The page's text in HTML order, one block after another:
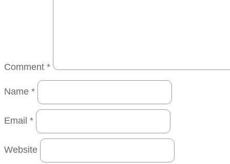
Comment *
Name *
Email *
Website